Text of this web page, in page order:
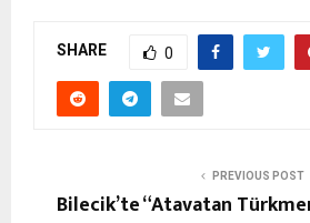
SHARE 0
PREVIOUS POST
Bilecik’te “Atavatan